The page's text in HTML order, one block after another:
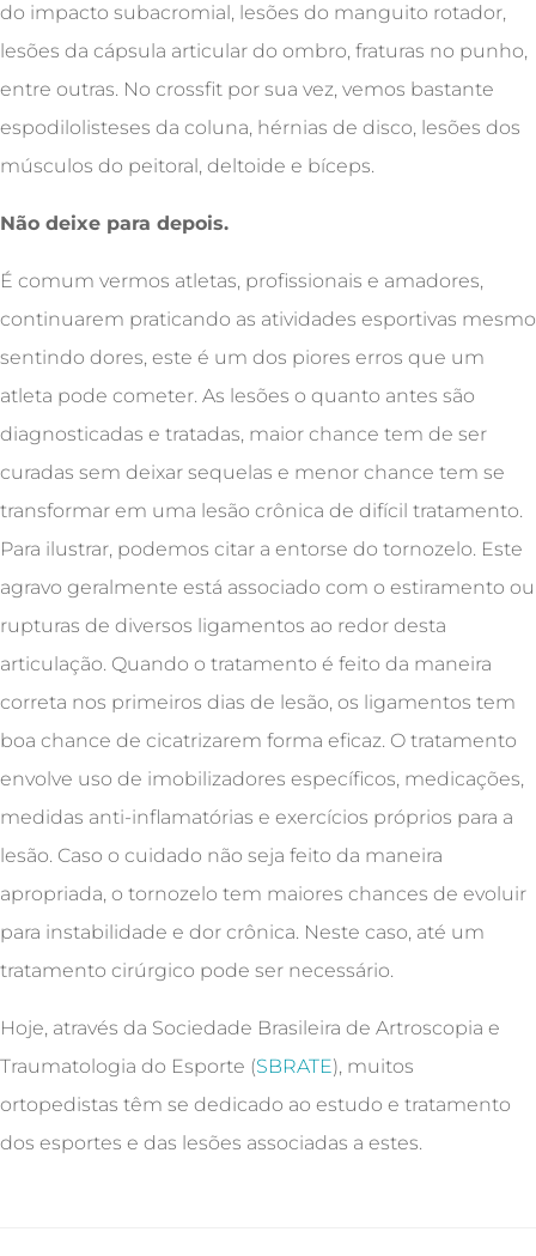
do impacto subacromial, lesões do manguito rotador,
lesões da cápsula articular do ombro, fraturas no punho,
entre outras. No crossfit por sua vez, vemos bastante
espodilolisteses da coluna, hérnias de disco, lesões dos
músculos do peitoral, deltoide e bíceps.
Não deixe para depois.
É comum vermos atletas, profissionais e amadores,
continuarem praticando as atividades esportivas mesmo
sentindo dores, este é um dos piores erros que um
atleta pode cometer. As lesões o quanto antes são
diagnosticadas e tratadas, maior chance tem de ser
curadas sem deixar sequelas e menor chance tem se
transformar em uma lesão crônica de difícil tratamento.
Para ilustrar, podemos citar a entorse do tornozelo. Este
agravo geralmente está associado com o estiramento ou
rupturas de diversos ligamentos ao redor desta
articulação. Quando o tratamento é feito da maneira
correta nos primeiros dias de lesão, os ligamentos tem
boa chance de cicatrizarem forma eficaz. O tratamento
envolve uso de imobilizadores específicos, medicações,
medidas anti-inflamatórias e exercícios próprios para a
lesão. Caso o cuidado não seja feito da maneira
apropriada, o tornozelo tem maiores chances de evoluir
para instabilidade e dor crônica. Neste caso, até um
tratamento cirúrgico pode ser necessário.
Hoje, através da Sociedade Brasileira de Artroscopia e
Traumatologia do Esporte (SBRATE), muitos
ortopedistas têm se dedicado ao estudo e tratamento
dos esportes e das lesões associadas a estes.